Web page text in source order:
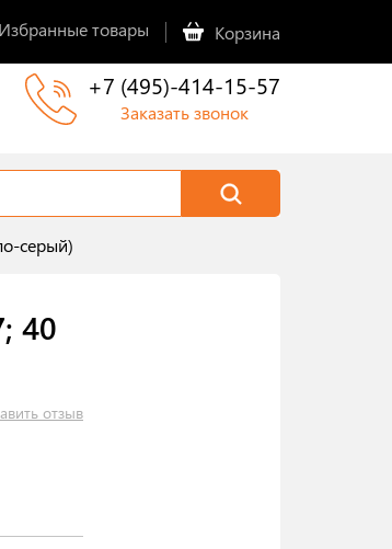
Избранные товары Корзина
+7 (495)-414-15-57
Заказать звонок
серый)
40
отзыв